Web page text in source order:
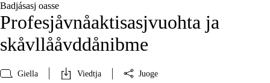
Badjásasj oasse
Profesjåvnåaktisasjvuohta ja
skåvllååvddånibme
Giella Viedtja Juoge